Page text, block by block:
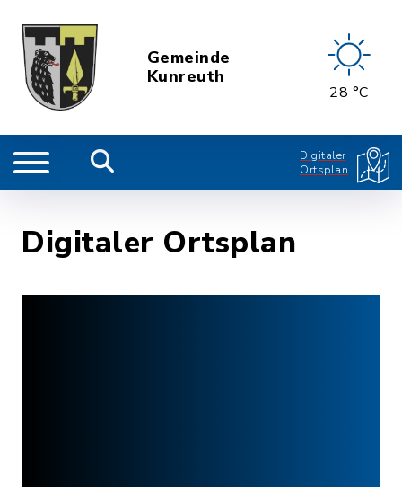
Gemeinde
Kunreuth
28 °C
Digitaler
Ortsplan
Digitaler Ortsplan